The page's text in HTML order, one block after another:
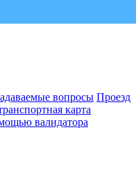
вопросы Проезд
карта
валидатора